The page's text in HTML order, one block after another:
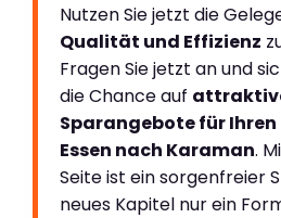
Nutzen Sie jetzt die
Qualität und Effizienz
Fragen Sie jetzt an und
die Chance auf
Sparangebote für Ihren
Essen nach Karaman.
Seite ist ein sorgenfreier
neues Kapitel nur ein